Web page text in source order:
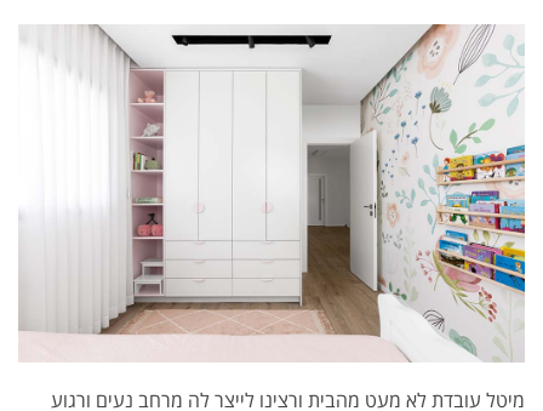
מיטל עובדת לא מעט מהבית ורצינו לייצר לה מרחב נעים ורגוע